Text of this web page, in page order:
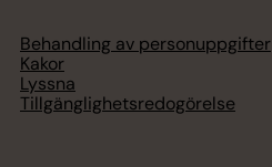
Behandling av personuppgifter
Kakor
Lyssna
Tillgänglighetsredogörelse